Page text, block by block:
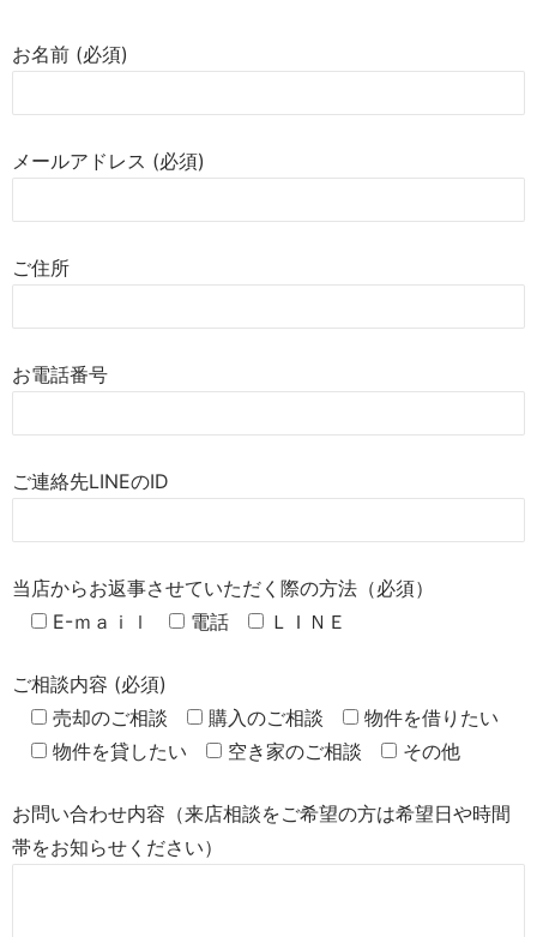
お名前 (必須)
メールアドレス (必須)
ご住所
お電話番号
ご連絡先LINEのID
当店からお返事させていただく際の方法（必須）
E-ｍａｉｌ
電話 ＬＩＮＥ
ご相談内容 (必須)
売却のご相談
購入のご相談
物件を借りたい
物件を貸したい
空き家のご相談 その他
お問い合わせ内容（来店相談をご希望の方は希望日や時間
帯をお知らせください）